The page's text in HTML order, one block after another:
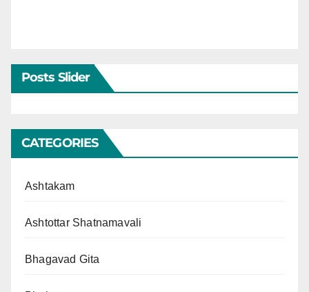
Posts Slider
CATEGORIES
Ashtakam
Ashtottar Shatnamavali
Bhagavad Gita